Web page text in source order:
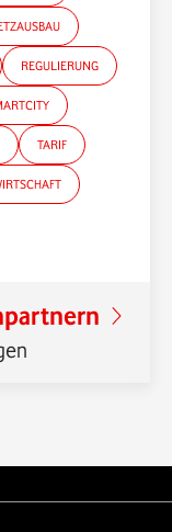
REGULIERUNG
TARIF